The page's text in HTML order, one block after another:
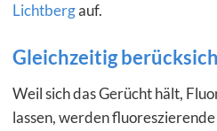
Lichtbergauf.
Gleichzeitig
Weil sich das Gerücht hält,
lassen, werden